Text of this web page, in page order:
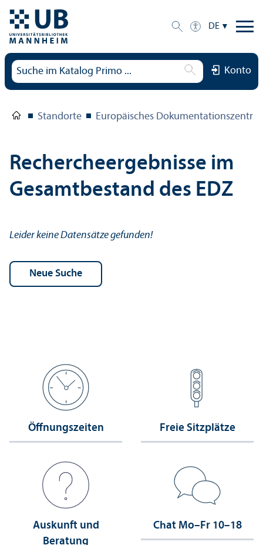
DE
Konto
Standorte Europäisches
Rechercheergebnisse im
Gesamtbestand des EDZ
Leider keine Datensätze gefunden!
Öffnungs­zeiten Freie Sitzplätze
Auskunft und
Beratung
Chat Mo–Fr 10–18